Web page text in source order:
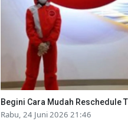
Begini Cara Mudah Reschedule
Rabu, 24 Juni 2026 21:46